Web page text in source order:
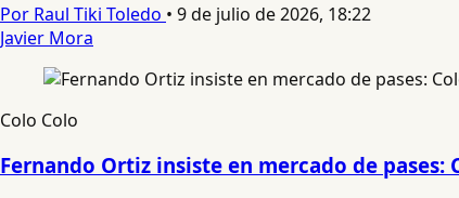
Por Raul Tiki Toledo • 9 de julio de 2026, 18:22
Javier Mora
Colo Colo
Fernando Ortiz insiste en mercado de